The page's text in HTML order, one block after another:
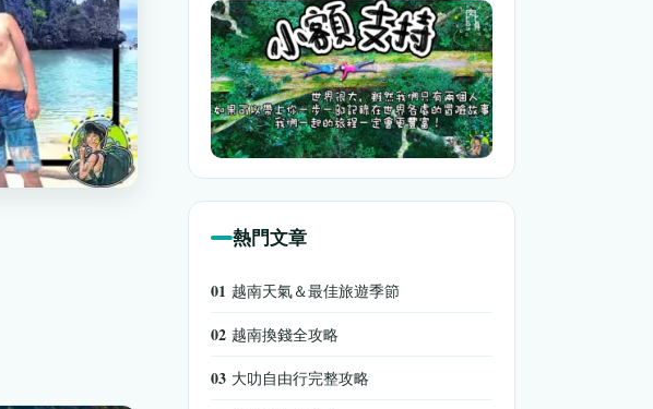
熱門文章
01 越南天氣＆最佳旅遊季節
02 越南換錢全攻略
03 大叻自由行完整攻略